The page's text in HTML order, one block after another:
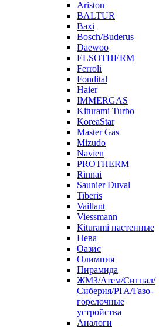
Ariston
BALTUR
Baxi
Bosch/Buderus
Daewoo
ELSOTHERM
Ferroli
Fondital
Haier
IMMERGAS
Kiturami Turbo
KoreaStar
Master Gas
Mizudo
Navien
PROTHERM
Rinnai
Saunier Duval
Tiberis
Vaillant
Viessmann
Кiturami настенные
Нева
Оазис
Олимпия
Пирамида
ЖМЗ/Атем/Сигнал/
Сиберия/РГА/Газо-
горелочные
устройства
Aналоги